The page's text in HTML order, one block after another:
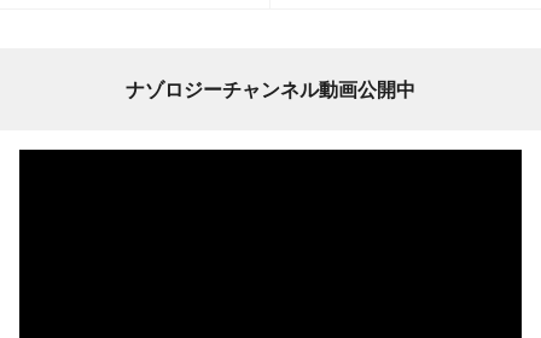
ナゾロジーチャンネル動画公開中